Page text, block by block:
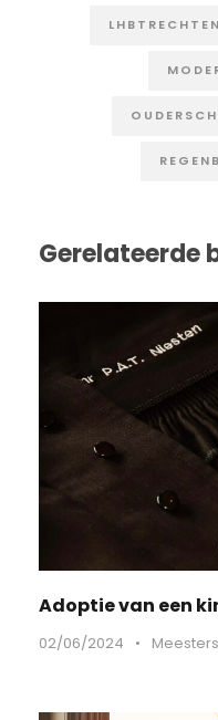
LHBTRECHTEN
Gerelateerde
Adoptie van een
02/06/2024 •